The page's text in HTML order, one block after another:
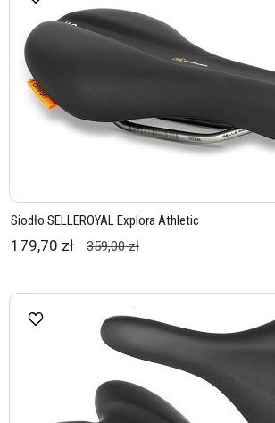
Siodło SELLEROYAL Explora Athletic
179,70 zł 359,00 zł